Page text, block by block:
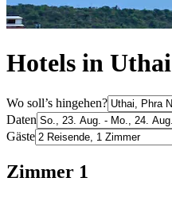
Hotels in Uthai
Wo soll’s hingehen?
Daten
Gäste
Zimmer 1